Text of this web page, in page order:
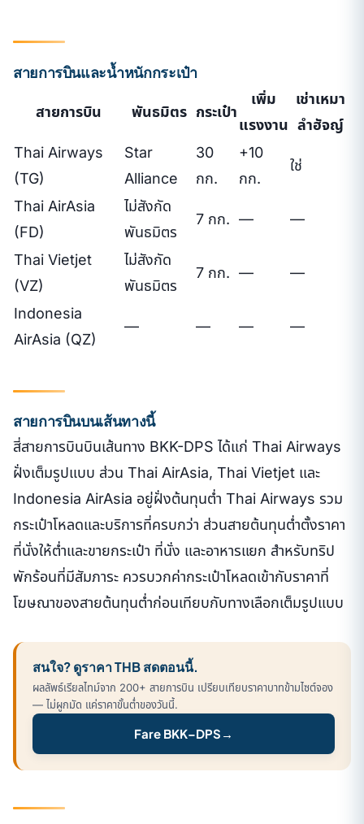
สายการบินและน้ำหนักกระเป๋า
สายการบิน พันธมิตร กระเป๋า
เพิ่ม
แรงงาน
เช่าเหมา
ลำฮัจญ์
Thai Airways
(TG)
Star
Alliance
30
กก.
+10
กก.
ใช่
Thai AirAsia
(FD)
ไม่สังกัด
พันธมิตร
7 กก. — —
Thai Vietjet
(VZ)
ไม่สังกัด
พันธมิตร
7 กก. — —
Indonesia
AirAsia (QZ)
— — — —
สายการบินบนเส้นทางนี้
สี่สายการบินบินเส้นทาง BKK-DPS ได้แก่ Thai Airways
ฝั่งเต็มรูปแบบ ส่วน Thai AirAsia, Thai Vietjet และ
Indonesia AirAsia อยู่ฝั่งต้นทุนต่ำ Thai Airways รวม
กระเป๋าโหลดและบริการที่ครบกว่า ส่วนสายต้นทุนต่ำตั้งราคา
ที่นั่งให้ต่ำและขายกระเป๋า ที่นั่ง และอาหารแยก สำหรับทริป
พักร้อนที่มีสัมภาระ ควรบวกค่ากระเป๋าโหลดเข้ากับราคาที่
โฆษณาของสายต้นทุนต่ำก่อนเทียบกับทางเลือกเต็มรูปแบบ
สนใจ? ดูราคา THB สดตอนนี้.
ผลลัพธ์เรียลไทม์จาก 200+ สายการบิน เปรียบเทียบราคาบาทข้ามไซต์จอง
— ไม่ผูกมัด แค่ราคาขั้นต่ำของวันนี้.
Fare BKK–DPS →